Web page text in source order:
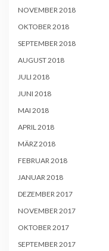
NOVEMBER 2018
OKTOBER 2018
SEPTEMBER 2018
AUGUST 2018
JULI 2018
JUNI 2018
MAI 2018
APRIL 2018
MÄRZ 2018
FEBRUAR 2018
JANUAR 2018
DEZEMBER 2017
NOVEMBER 2017
OKTOBER 2017
SEPTEMBER 2017